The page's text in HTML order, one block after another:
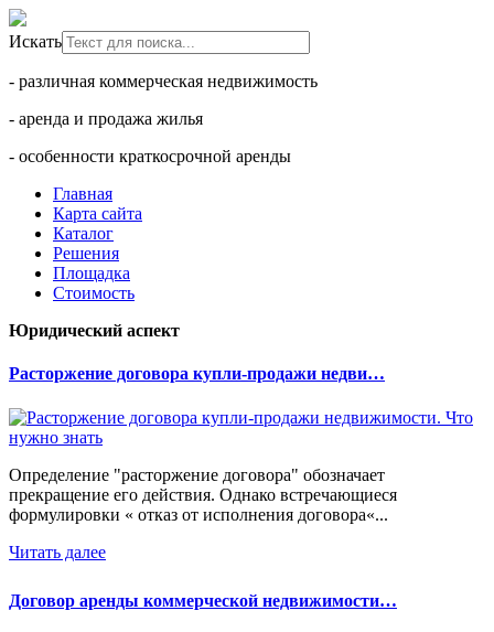
Искать
- различная коммерческая недвижимость
- аренда и продажа жилья
- особенности краткосрочной аренды
Главная
Карта сайта
Каталог
Решения
Площадка
Стоимость
Юридический аспект
Расторжение договора купли-продажи недви…
Определение "расторжение договора" обозначает
прекращение его действия. Однако встречающиеся
формулировки « отказ от исполнения договора«...
Читать далее
Договор аренды коммерческой недвижимости…